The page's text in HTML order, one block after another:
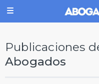
Publicaciones
Abogados